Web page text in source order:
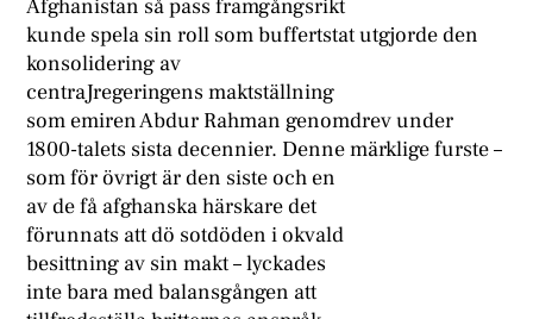
Afghanistan så pass framgångsrikt
kunde spela sin roll som buffertstat utgjorde den
konsolidering av
centraJregeringens maktställning
som emiren Abdur Rahman genomdrev under
1800-talets sista decennier. Denne märklige furste –
som för övrigt är den siste och en
av de få afghanska härskare det
förunnats att dö sotdöden i okvald
besittning av sin makt – lyckades
inte bara med balansgången att